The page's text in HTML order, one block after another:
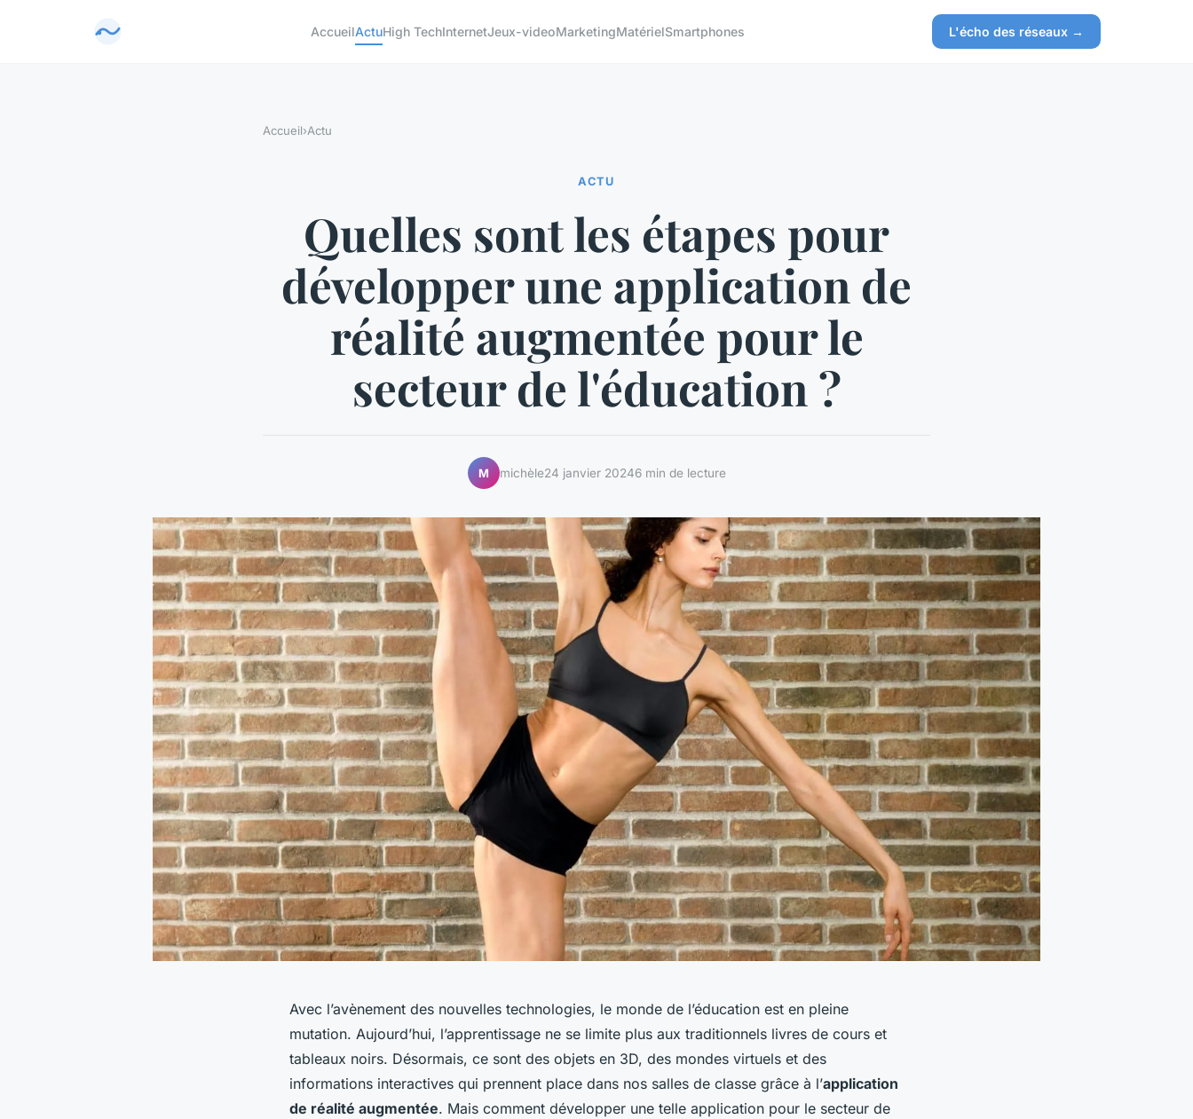
AccueilActuHigh TechInternetJeux-videoMarketingMatérielSmartphones L'écho des réseaux →
Accueil›Actu
ACTU
Quelles sont les étapes pour
développer une application de
réalité augmentée pour le
secteur de l'éducation ?
M michèle24 janvier 20246 min de lecture
Avec l’avènement des nouvelles technologies, le monde de l’éducation est en pleine
mutation. Aujourd’hui, l’apprentissage ne se limite plus aux traditionnels livres de cours et
tableaux noirs. Désormais, ce sont des objets en 3D, des mondes virtuels et des
informations interactives qui prennent place dans nos salles de classe grâce à l’application
de réalité augmentée. Mais comment développer une telle application pour le secteur de